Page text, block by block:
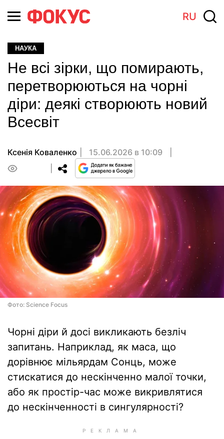
RU
НАУКА
Не всі зірки, що помирають,
перетворюються на чорні
діри: деякі створюють новий
Всесвіт
Ксенія Коваленко
15.06.2026 в 10:09
Фото: Science Focus
Чорні діри й досі викликають безліч
запитань. Наприклад, як маса, що
дорівнює мільярдам Сонць, може
стискатися до нескінченно малої точки,
або як простір-час може викривлятися
до нескінченності в сингулярності?